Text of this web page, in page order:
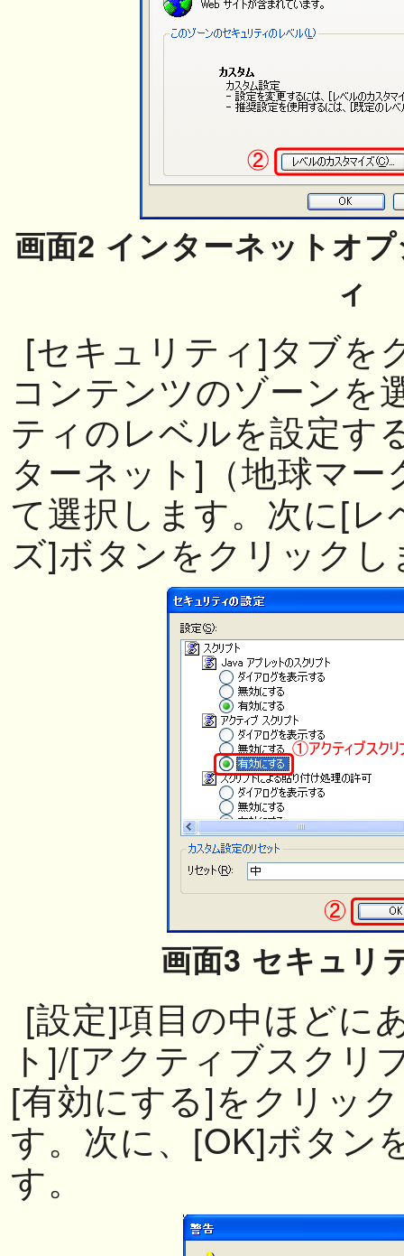
画面2 インターネットオ
ィ
[セキュリティ]タブを
コンテンツのゾーンを
ティのレベルを設定す
ターネット]（地球マ
て選択します。次に[
ズ]ボタンをクリックし
画面3 セキュリ
[設定]項目の中ほどに
ト]/[アクティブスクリ
[有効にする]をクリッ
す。次に、[OK]ボタン
す。